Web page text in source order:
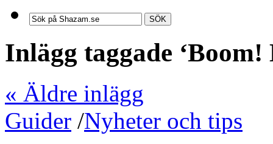
SÖK
Inlägg taggade ‘Boom!
« Äldre inlägg
Guider /Nyheter och tips